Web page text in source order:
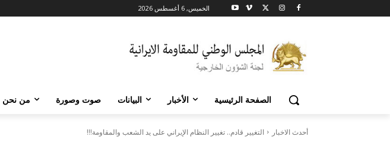
الخميس, 6 أغسطس 2026
الصفحة الرئيسية الأخبار البيانات صوت وصورة من نحن
أحدث الاخبار التغيير قادم.. تغيير النظام الإيراني على يد الشعب والمقاومة!!!